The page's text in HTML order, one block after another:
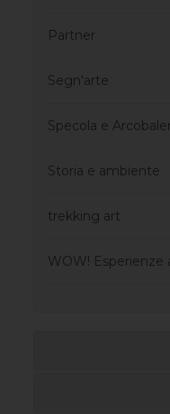
Partner
Segn'arte
Specola e
Storia e ambiente
trekking art
WOW! Esperienze